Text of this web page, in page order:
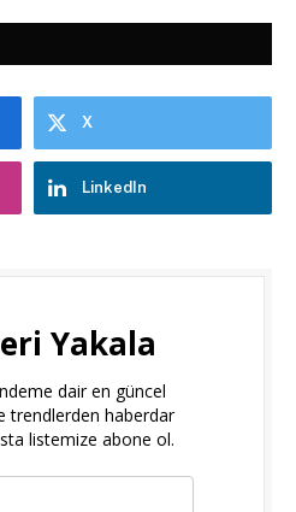
X
LinkedIn
Yakala
dair en güncel
trendlerden haberdar
listemize abone ol.